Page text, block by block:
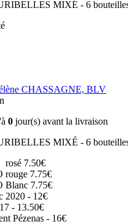
CHASSAGNE, BLV
0 jour(s) avant la livraison
7.50€
rouge 7.75€
Blanc 7.75€
2020 - 12€
- 13.50€
Pézenas - 16€